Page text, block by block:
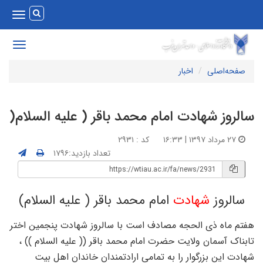
Toggle
Toggle
صفحه‌اصلی
اخبار
شهادت امام محمد باقر ( علیه السلام(
کد : ۲۹۳۱
تعداد بازدید:۱۷۹۶
سالروزشهادتامام محمد باقر ( علیه السلام(
ماه ذی الحجه مصادف است با سالروز شهادت پنجمین اختر
آسمان ولایت حضرت امام محمد باقر (( علیه السلام )) ،
این بزرگوار را به تمامی ارادتمندان خاندان اهل بیت